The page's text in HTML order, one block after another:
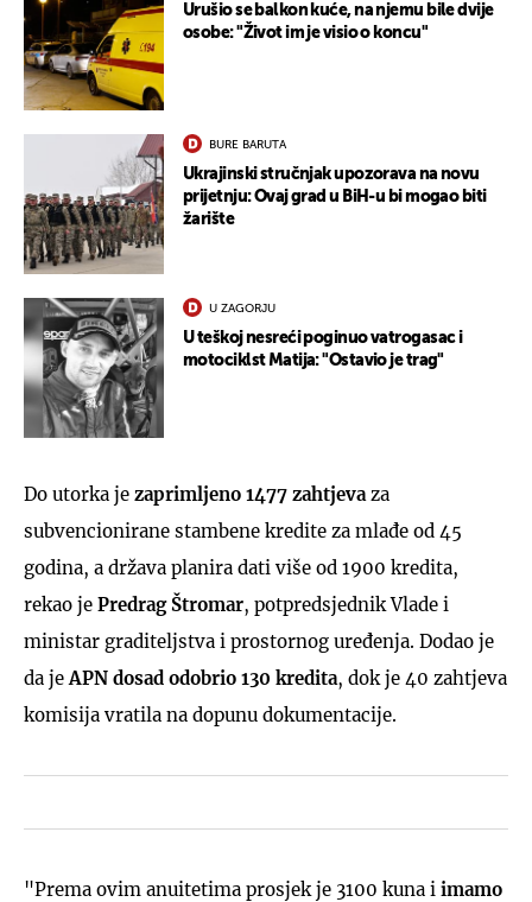
Urušio se balkon kuće, na njemu bile dvije
osobe: "Život im je visio o koncu"
BURE BARUTA
Ukrajinski stručnjak upozorava na novu
prijetnju: Ovaj grad u BiH-u bi mogao biti
žarište
U ZAGORJU
U teškoj nesreći poginuo vatrogasac i
motociklst Matija: "Ostavio je trag"
Do utorka je zaprimljeno 1477 zahtjeva za
subvencionirane stambene kredite za mlađe od 45
godina, a država planira dati više od 1900 kredita,
rekao je Predrag Štromar, potpredsjednik Vlade i
ministar graditeljstva i prostornog uređenja. Dodao je
da je APN dosad odobrio 130 kredita, dok je 40 zahtjeva
komisija vratila na dopunu dokumentacije.
"Prema ovim anuitetima prosjek je 3100 kuna i imamo